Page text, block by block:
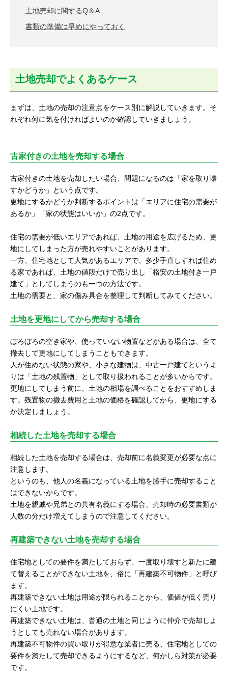
土地売却に関するQ＆A
書類の準備は早めにやっておく
土地売却でよくあるケース
まずは、土地の売却の注意点をケース別に解説していきます。そ
れぞれ何に気を付ければよいのか確認していきましょう。
古家付きの土地を売却する場合
古家付きの土地を売却したい場合、問題になるのは「家を取り壊
すかどうか」という点です。
更地にするかどうか判断するポイントは「エリアに住宅の需要が
あるか」「家の状態はいいか」の2点です。
住宅の需要が低いエリアであれば、土地の用途を広げるため、更
地にしてしまった方が売れやすいことがあります。
一方、住宅地として人気があるエリアで、多少手直しすれば住め
る家であれば、土地の値段だけで売り出し「格安の土地付き一戸
建て」としてしまうのも一つの方法です。
土地の需要と、家の傷み具合を整理して判断してみてください。
土地を更地にしてから売却する場合
ぼろぼろの空き家や、使っていない物置などがある場合は、全て
撤去して更地にしてしまうこともできます。
人が住めない状態の家や、小さな建物は、中古一戸建てというよ
りは「土地の残置物」として取り扱われることが多いからです。
更地にしてしまう前に、土地の相場を調べることをおすすめしま
す。残置物の撤去費用と土地の価格を確認してから、更地にする
か決定しましょう。
相続した土地を売却する場合
相続した土地を売却する場合は、売却前に名義変更が必要な点に
注意します。
というのも、他人の名義になっている土地を勝手に売却すること
はできないからです。
土地を親戚や兄弟との共有名義にする場合、売却時の必要書類が
人数の分だけ増えてしまうので注意してください。
再建築できない土地を売却する場合
住宅地としての要件を満たしておらず、一度取り壊すと新たに建
て替えることができない土地を、俗に「再建築不可物件」と呼び
ます。
再建築できない土地は用途が限られることから、価値が低く売り
にくい土地です。
再建築できない土地は、普通の土地と同じように仲介で売却しよ
うとしても売れない場合があります。
再建築不可物件の買い取りが得意な業者に売る、住宅地としての
要件を満たして売却できるようにするなど、何かしら対策が必要
です。